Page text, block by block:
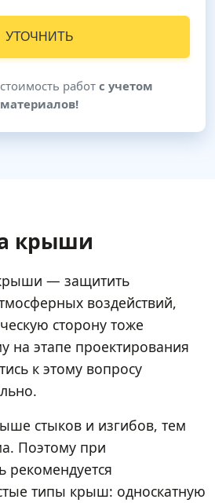
УТОЧНИТЬ
работ с учетом
материалов!
крыши
— защитить
воздействий,
сторону тоже
на этапе проектирования
к этому вопросу
стыков и изгибов, тем
Поэтому при
рекомендуется
типы крыш: односкатную